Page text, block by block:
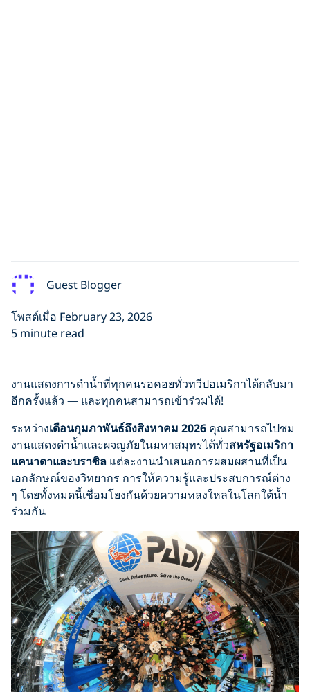
Guest Blogger
โพสต์เมื่อ February 23, 2026
5 minute read
งานแสดงการดำน้ำที่ทุกคนรอคอยทั่วทวีปอเมริกาได้กลับมา
อีกครั้งแล้ว — และทุกคนสามารถเข้าร่วมได้!
ระหว่างเดือนกุมภาพันธ์ถึงสิงหาคม 2026 คุณสามารถไปชม
งานแสดงดำน้ำและผจญภัยในมหาสมุทรได้ทั่วสหรัฐอเมริกา
แคนาดาและบราซิล แต่ละงานนำเสนอการผสมผสานที่เป็น
เอกลักษณ์ของวิทยากร การให้ความรู้และประสบการณ์ต่าง
ๆ โดยทั้งหมดนี้เชื่อมโยงกันด้วยความหลงใหลในโลกใต้น้ำ
ร่วมกัน